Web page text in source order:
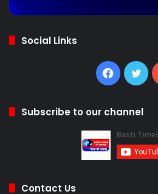
Social Links
Subscribe to our channel
Contact Us